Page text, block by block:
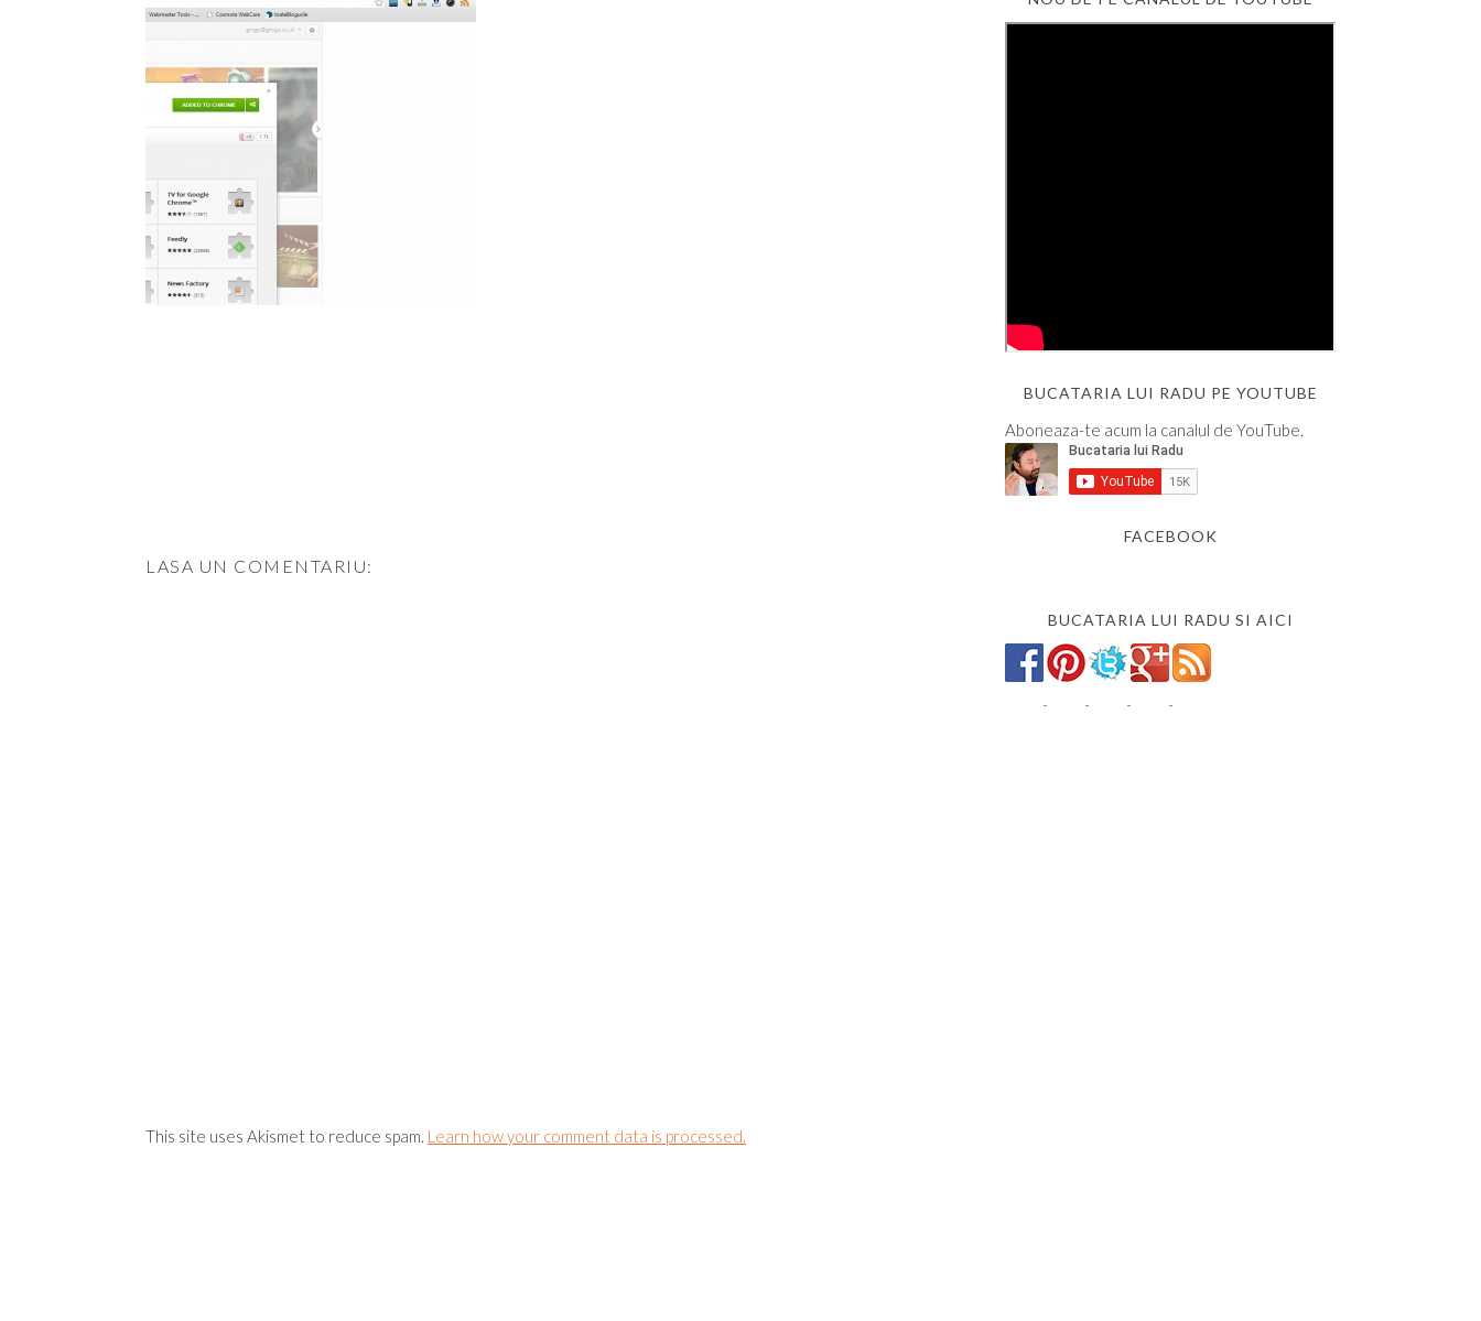
LASA UN COMENTARIU:
This site uses Akismet to reduce spam. Learn how your comment data is processed.
BUCATARIA LUI RADU PE YOUTUBE
Aboneaza-te acum la canalul de YouTube.
FACEBOOK
BUCATARIA LUI RADU SI AICI